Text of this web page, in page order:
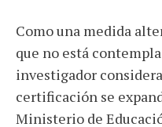
Como una medida
que no está
investigador
certificación se
Ministerio de